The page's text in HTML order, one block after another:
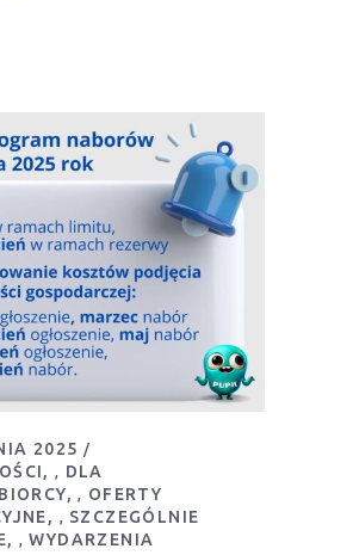
2025
,
DLA
, OFERTY
, SZCZEGÓLNIE
,WYDARZENIA